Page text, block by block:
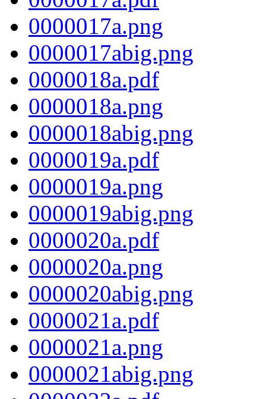
0000017a.png
0000017abig.png
0000018a.pdf
0000018a.png
0000018abig.png
0000019a.pdf
0000019a.png
0000019abig.png
0000020a.pdf
0000020a.png
0000020abig.png
0000021a.pdf
0000021a.png
0000021abig.png